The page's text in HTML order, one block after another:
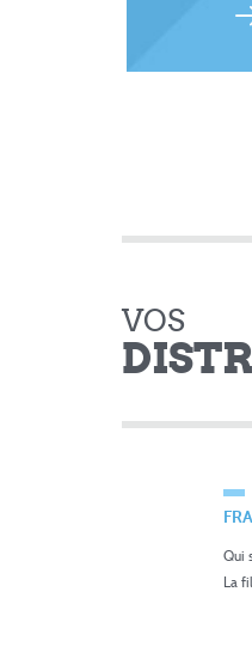
VOS
Qui
La